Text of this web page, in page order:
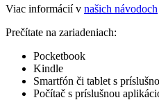
Viac informácií v našich návodoch
Prečítate na zariadeniach:
Pocketbook
Kindle
Smartfón či tablet s
Počítač s príslušnou